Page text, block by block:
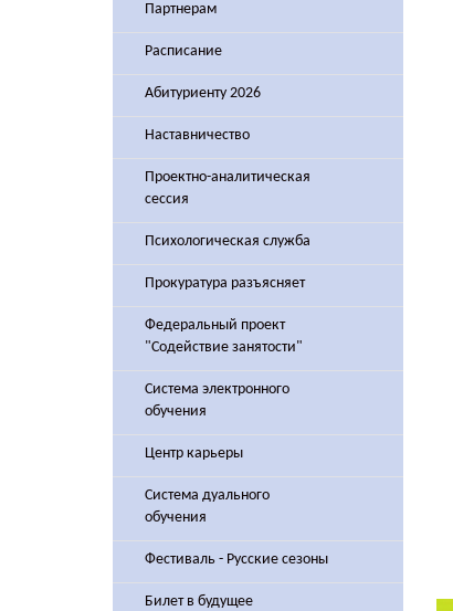
Партнерам
Расписание
Абитуриенту 2026
Наставничество
Проектно-аналитическая
сессия
Психологическая служба
Прокуратура разъясняет
Федеральный проект
"Содействие занятости"
Система электронного
обучения
Центр карьеры
Система дуального
обучения
Фестиваль - Русские сезоны
Билет в будущее